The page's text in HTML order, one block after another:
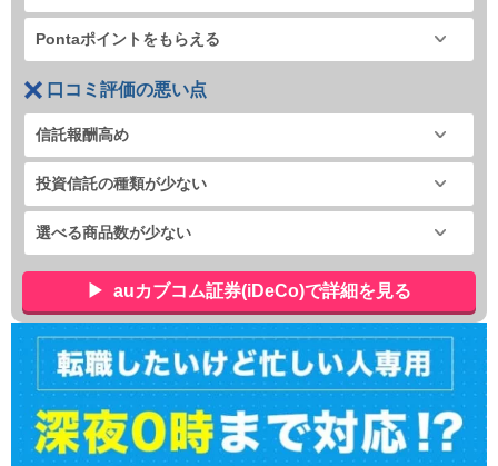
Pontaポイントをもらえる
口コミ評価の悪い点
信託報酬高め
投資信託の種類が少ない
選べる商品数が少ない
auカブコム証券(iDeCo)で詳細を見る